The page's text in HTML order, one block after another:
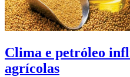
Clima e petróleo
agrícolas